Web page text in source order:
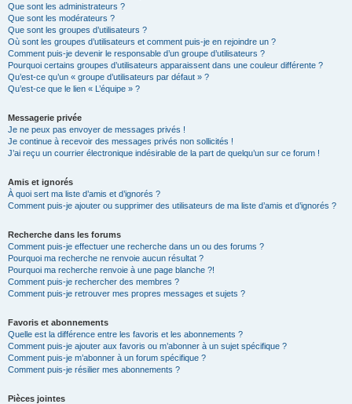
Que sont les administrateurs ?
Que sont les modérateurs ?
Que sont les groupes d’utilisateurs ?
Où sont les groupes d’utilisateurs et comment puis-je en rejoindre un ?
Comment puis-je devenir le responsable d’un groupe d’utilisateurs ?
Pourquoi certains groupes d’utilisateurs apparaissent dans une couleur différente ?
Qu’est-ce qu’un « groupe d’utilisateurs par défaut » ?
Qu’est-ce que le lien « L’équipe » ?
Messagerie privée
Je ne peux pas envoyer de messages privés !
Je continue à recevoir des messages privés non sollicités !
J’ai reçu un courrier électronique indésirable de la part de quelqu’un sur ce forum !
Amis et ignorés
À quoi sert ma liste d’amis et d’ignorés ?
Comment puis-je ajouter ou supprimer des utilisateurs de ma liste d’amis et d’ignorés ?
Recherche dans les forums
Comment puis-je effectuer une recherche dans un ou des forums ?
Pourquoi ma recherche ne renvoie aucun résultat ?
Pourquoi ma recherche renvoie à une page blanche ?!
Comment puis-je rechercher des membres ?
Comment puis-je retrouver mes propres messages et sujets ?
Favoris et abonnements
Quelle est la différence entre les favoris et les abonnements ?
Comment puis-je ajouter aux favoris ou m’abonner à un sujet spécifique ?
Comment puis-je m’abonner à un forum spécifique ?
Comment puis-je résilier mes abonnements ?
Pièces jointes